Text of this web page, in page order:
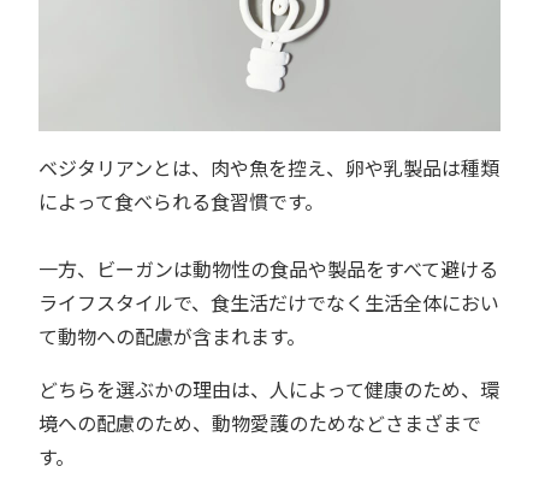
ベジタリアンとは、肉や魚を控え、卵や乳製品は種類
によって食べられる食習慣です。
一方、ビーガンは動物性の食品や製品をすべて避ける
ライフスタイルで、食生活だけでなく生活全体におい
て動物への配慮が含まれます。
どちらを選ぶかの理由は、人によって健康のため、環
境への配慮のため、動物愛護のためなどさまざまで
す。